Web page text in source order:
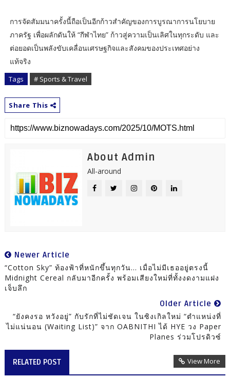
การจัดสัมมนาครั้งนี้ถือเป็นอีกก้าวสำคัญของการบูรณาการนโยบาย
ภาครัฐ เพื่อผลักดันให้ “กีฬาไทย” ก้าวสู่ความเป็นเลิศในทุกระดับ และ
ต่อยอดเป็นพลังขับเคลื่อนเศรษฐกิจและสังคมของประเทศอย่าง
แท้จริง
Tags # Sports & Travel
Share This
About Admin
All-around
Newer Article
“Cotton Sky” ท้องฟ้าที่หนักขึ้นทุกวัน… เมื่อไม่มีเธออยู่ตรงนี้
Midnight Cereal กลับมาอีกครั้ง พร้อมเสียงใหม่ที่ทั้งงดงามแฝง
เจ็บลึก
Older Article
“ยังคงรอ หวังอยู่” กับรักที่ไม่ชัดเจน ในซิงเกิลใหม่ “ตำแหน่งที่
ไม่แน่นอน (Waiting List)” จาก OABNITHI ได้ HYE วง Paper
Planes ร่วมโปรดิวซ์
RELATED POST View More